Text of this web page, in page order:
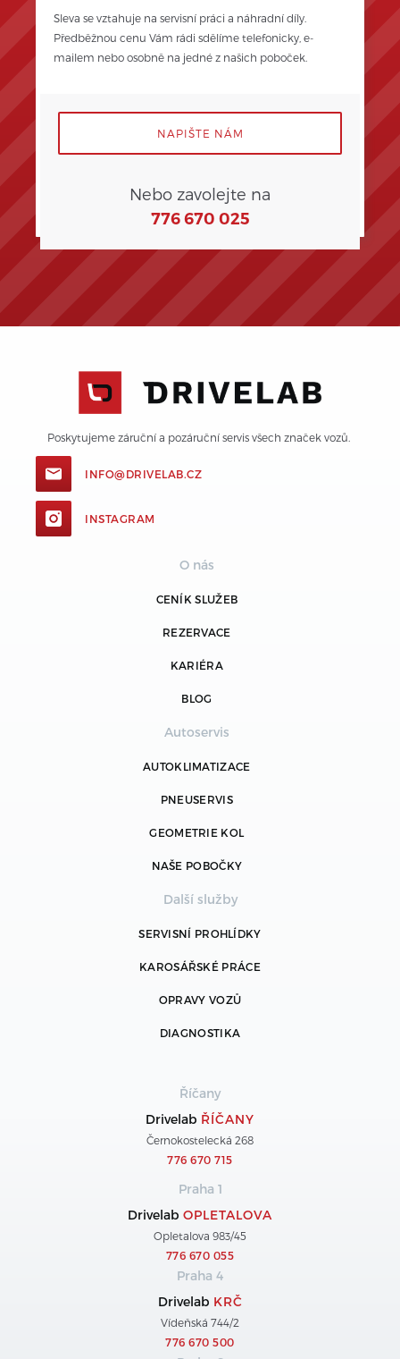
Sleva se vztahuje na servisní práci a náhradní díly.
Předběžnou cenu Vám rádi sdělíme telefonicky, e-
mailem nebo osobně na jedné z našich poboček.
NAPIŠTE NÁM
Nebo zavolejte na
776 670 025
Poskytujeme záruční a pozáruční servis všech značek vozů.
INFO@DRIVELAB.CZ
INSTAGRAM
O nás
CENÍK SLUŽEB
REZERVACE
KARIÉRA
BLOG
Autoservis
AUTOKLIMATIZACE
PNEUSERVIS
GEOMETRIE KOL
NAŠE POBOČKY
Další služby
SERVISNÍ PROHLÍDKY
KAROSÁŘSKÉ PRÁCE
OPRAVY VOZŮ
DIAGNOSTIKA
Říčany
Drivelab ŘÍČANY
Černokostelecká 268
776 670 715
Praha 1
Drivelab OPLETALOVA
Opletalova 983/45
776 670 055
Praha 4
Drivelab KRČ
Vídeňská 744/2
776 670 500